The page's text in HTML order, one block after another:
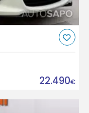
22.490€